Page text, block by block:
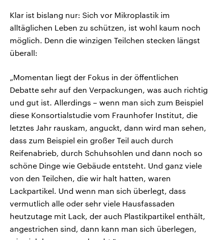
Klar ist bislang nur: Sich vor Mikroplastik im
alltäglichen Leben zu schützen, ist wohl kaum noch
möglich. Denn die winzigen Teilchen stecken längst
überall:
„Momentan liegt der Fokus in der öffentlichen
Debatte sehr auf den Verpackungen, was auch richtig
und gut ist. Allerdings – wenn man sich zum Beispiel
diese Konsortialstudie vom Fraunhofer Institut, die
letztes Jahr rauskam, anguckt, dann wird man sehen,
dass zum Beispiel ein großer Teil auch durch
Reifenabrieb, durch Schuhsohlen und dann noch so
schöne Dinge wie Gebäude entsteht. Und ganz viele
von den Teilchen, die wir halt hatten, waren
Lackpartikel. Und wenn man sich überlegt, dass
vermutlich alle oder sehr viele Hausfassaden
heutzutage mit Lack, der auch Plastikpartikel enthält,
angestrichen sind, dann kann man sich überlegen,